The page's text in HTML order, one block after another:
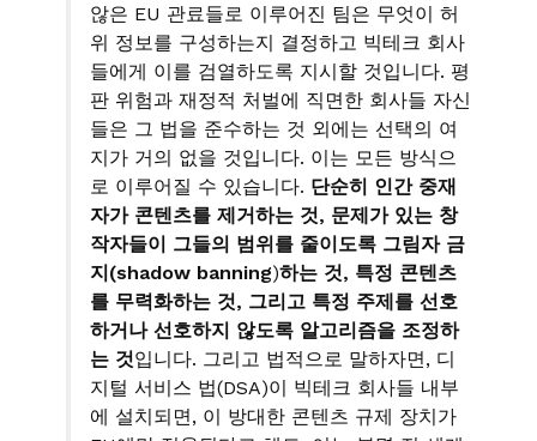
않은 EU 관료들로 이루어진 팀은 무엇이 허
위 정보를 구성하는지 결정하고 빅테크 회사
들에게 이를 검열하도록 지시할 것입니다. 평
판 위험과 재정적 처벌에 직면한 회사들 자신
들은 그 법을 준수하는 것 외에는 선택의 여
지가 거의 없을 것입니다. 이는 모든 방식으
로 이루어질 수 있습니다. 단순히 인간 중재
자가 콘텐츠를 제거하는 것, 문제가 있는 창
작자들이 그들의 범위를 줄이도록 그림자 금
지(shadow banning)하는 것, 특정 콘텐츠
를 무력화하는 것, 그리고 특정 주제를 선호
하거나 선호하지 않도록 알고리즘을 조정하
는 것입니다. 그리고 법적으로 말하자면, 디
지털 서비스 법(DSA)이 빅테크 회사들 내부
에 설치되면, 이 방대한 콘텐츠 규제 장치가